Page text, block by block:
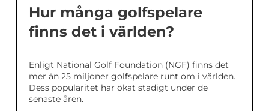
Hur många golfspelare
finns det i världen?
Enligt National Golf Foundation (NGF) finns det
mer än 25 miljoner golfspelare runt om i världen.
Dess popularitet har ökat stadigt under de
senaste åren.